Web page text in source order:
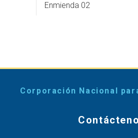
Enmienda 02
Corporación Nacional